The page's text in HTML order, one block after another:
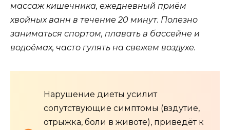
массаж кишечника, ежедневный приём
хвойных ванн в течение 20 минут. Полезно
заниматься спортом, плавать в бассейне и
водоёмах, часто гулять на свежем воздухе.
Нарушение диеты усилит
сопутствующие симптомы (вздутие,
отрыжка, боли в животе), приведёт к